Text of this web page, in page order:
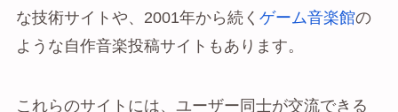
な技術サイトや、2001年から続く ゲーム音楽館の
ような自作音楽投稿サイトもあります。
これらのサイトには、ユーザー同士が交流できる